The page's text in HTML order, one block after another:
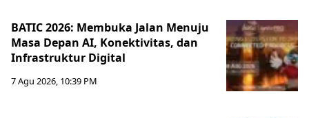
BATIC 2026: Membuka Jalan Menuju
Masa Depan AI, Konektivitas, dan
Infrastruktur Digital
7 Agu 2026, 10:39 PM